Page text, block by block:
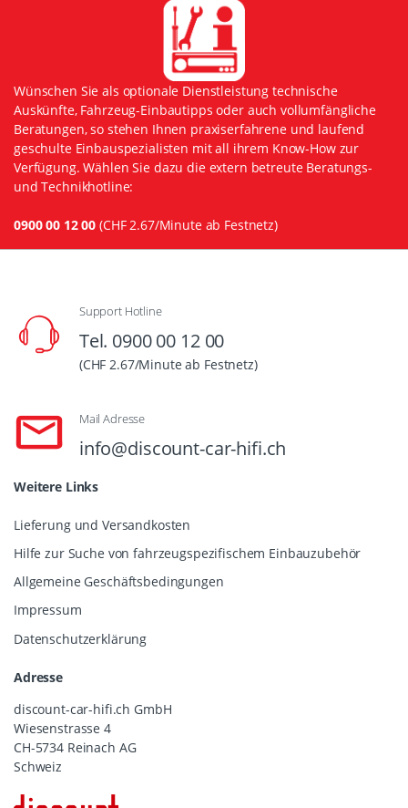
Wünschen Sie als optionale Dienstleistung technische
Auskünfte, Fahrzeug-Einbautipps oder auch vollumfängliche
Beratungen, so stehen Ihnen praxiserfahrene und laufend
geschulte Einbauspezialisten mit all ihrem Know-How zur
Verfügung. Wählen Sie dazu die extern betreute Beratungs-
und Technikhotline:
0900 00 12 00 (CHF 2.67/Minute ab Festnetz)
Support Hotline
Tel. 0900 00 12 00
(CHF 2.67/Minute ab Festnetz)
Mail Adresse
info@discount-car-hifi.ch
Weitere Links
Lieferung und Versandkosten
Hilfe zur Suche von fahrzeugspezifischem Einbauzubehör
Allgemeine Geschäftsbedingungen
Impressum
Datenschutzerklärung
Adresse
discount-car-hifi.ch GmbH
Wiesenstrasse 4
CH-5734 Reinach AG
Schweiz